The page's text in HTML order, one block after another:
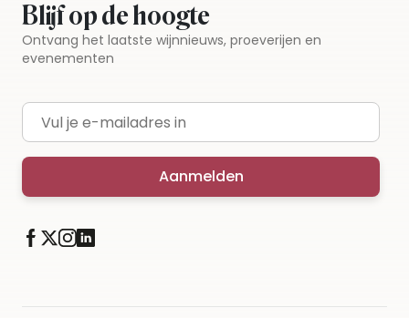
Blijf op de hoogte
Ontvang het laatste wijnnieuws, proeverijen en
evenementen
E-mailadres
Aanmelden